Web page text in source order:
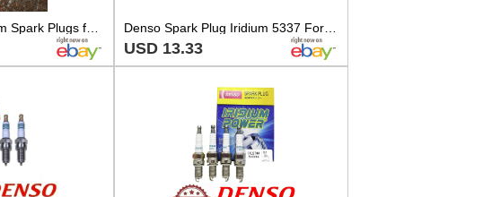
Denso IXU27 Iridium Spark Plugs for Ferrari 456 550 575 512M Denso Spark Plug Iridium 5337 For Aprilia RSV Mille BMW Ferrari 456 Fiat Jeep
USD 13.33